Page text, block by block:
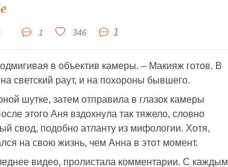
1 346 1
в объектив камеры. – Макияж готов. В
светский раут, и на похороны бывшего.
шутке, затем отправила в глазок камеры
этого Аня вздохнула так тяжело, словно
свод, подобно атланту из мифологии. Хотя,
на свою жизнь, чем Анна в этот момент.
видео, пролистала комментарии. С каждым